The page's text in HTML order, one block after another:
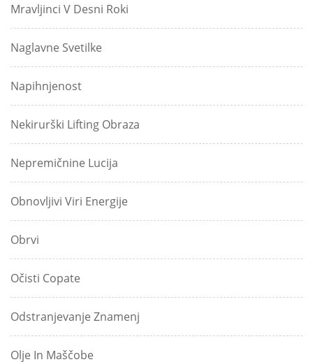
Mravljinci V Desni Roki
Naglavne Svetilke
Napihnjenost
Nekirurški Lifting Obraza
Nepremičnine Lucija
Obnovljivi Viri Energije
Obrvi
Očisti Copate
Odstranjevanje Znamenj
Olje In Maščobe